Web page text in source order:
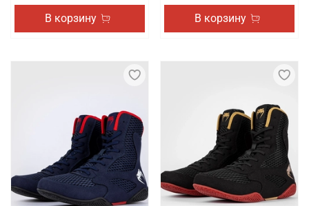
В корзину В корзину